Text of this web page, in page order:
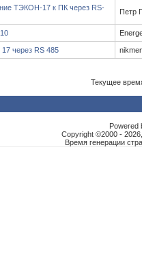
ТЭКОН-17 к ПК через RS-
Петр
через RS 485
Текущее
Powered
Copyright ©2000 -
Время генерации